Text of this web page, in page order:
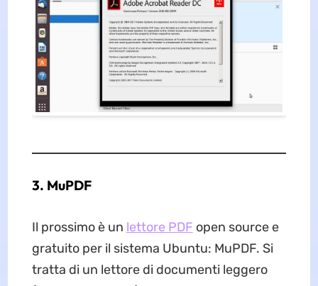
3. MuPDF
Il prossimo è un lettore PDF open source e
gratuito per il sistema Ubuntu: MuPDF. Si
tratta di un lettore di documenti leggero